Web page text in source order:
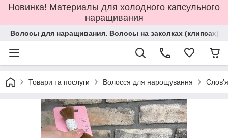
Новинка! Материалы для холодного капсульного
наращивания
Волосы для наращивания. Волосы на заколках (клипсах).
Товари та послуги Волосся для нарощування